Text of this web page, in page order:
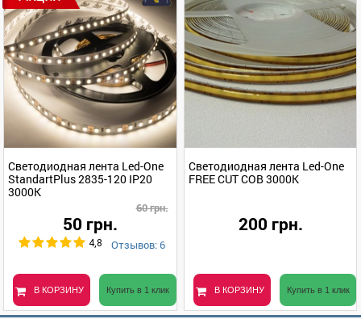
Светодиодная лента Led-One
StandartPlus 2835-120 IP20
3000K
60 грн.
50 грн.
4,8 Отзывов: 6
В КОРЗИНУ Купить в 1 клик
Светодиодная лента Led-One
FREE CUT COB 3000K
200 грн.
В КОРЗИНУ Купить в 1 клик